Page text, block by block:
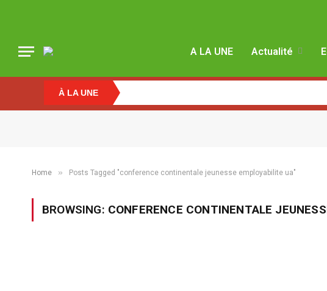
A LA UNE Actualité
À LA UNE
Home » Posts Tagged "conference continentale jeunesse employabilite ua"
BROWSING: CONFERENCE CONTINENTALE